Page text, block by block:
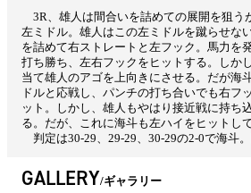
3R、雄人は間合いを詰めての展開を狙う
左ミドル。雄人はこの左ミドルを蹴らせな
を詰めて右ストレートと左フック。馬力を
打ち勝ち、左右フックをヒットする。しか
当て雄人のアゴを上向きにさせる。だが海
ドルと応戦し、パンチの打ち合いでも右フ
ット。しかし、雄人もやはり接近戦に持ち
る。だが、これに海斗も左ハイをヒットし
判定は30-29、29-29、30-29の2-0で海斗。
GALLERY ギャラリー